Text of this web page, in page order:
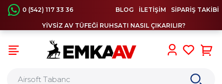
0 (542) 117 33 36 BLOG İLETİŞİM SİPARİŞ TAKİBİ
YİVSİZ AV TÜFEĞİ RUHSATI NASIL ÇIKARILIR?